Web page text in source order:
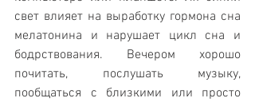
свет влияет на выработку гормона сна
мелатонина и нарушает цикл сна и
бодрствования. Вечером хорошо
почитать, послушать музыку,
пообщаться с близкими или просто